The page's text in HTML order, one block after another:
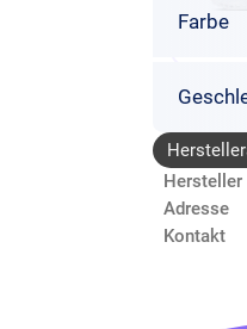
Farbe
Hersteller
Adresse
Kontakt